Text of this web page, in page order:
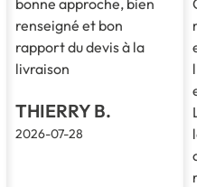
renseigné et bon
rapport du devis à la
livraison
THIERRY B.
2026-07-28
est
et
La
le